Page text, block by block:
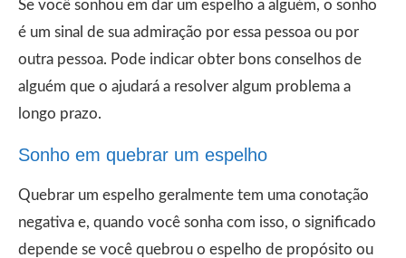
Se você sonhou em dar um espelho a alguém, o sonho
é um sinal de sua admiração por essa pessoa ou por
outra pessoa. Pode indicar obter bons conselhos de
alguém que o ajudará a resolver algum problema a
longo prazo.
Sonho em quebrar um espelho
Quebrar um espelho geralmente tem uma conotação
negativa e, quando você sonha com isso, o significado
depende se você quebrou o espelho de propósito ou